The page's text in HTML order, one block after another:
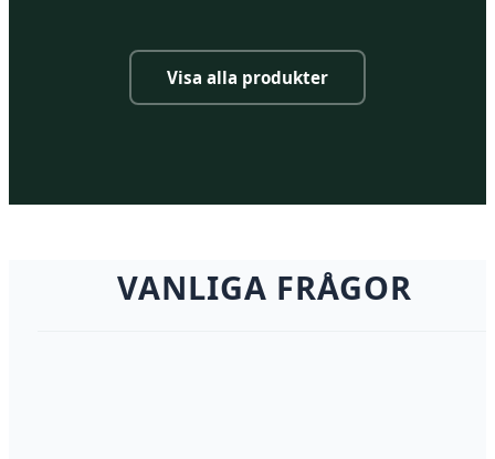
Visa alla produkter
VANLIGA FRÅGOR